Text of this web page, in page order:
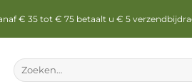
€ 35 tot € 75 betaalt u € 5
Zoeken
naar: